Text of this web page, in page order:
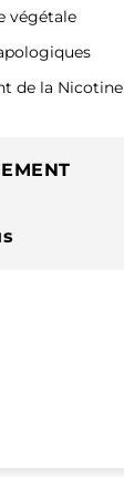
végétale
de la Nicotine